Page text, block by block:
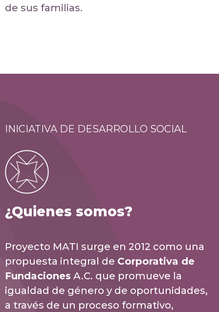
de sus familias.
INICIATIVA DE DESARROLLO SOCIAL
¿Quienes somos?
Proyecto MATI surge en 2012 como una
propuesta integral de Corporativa de
Fundaciones A.C. que promueve la
igualdad de género y de oportunidades,
a través de un proceso formativo,